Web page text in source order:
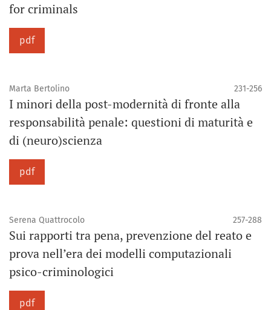
for criminals
pdf
Marta Bertolino 231-256
I minori della post-modernità di fronte alla
responsabilità penale: questioni di maturità e
di (neuro)scienza
pdf
Serena Quattrocolo 257-288
Sui rapporti tra pena, prevenzione del reato e
prova nell’era dei modelli computazionali
psico-criminologici
pdf